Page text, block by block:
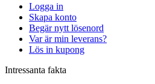
Logga in
Skapa konto
Begär nytt lösenord
Var är min leverans?
Lös in kupong
Intressanta fakta